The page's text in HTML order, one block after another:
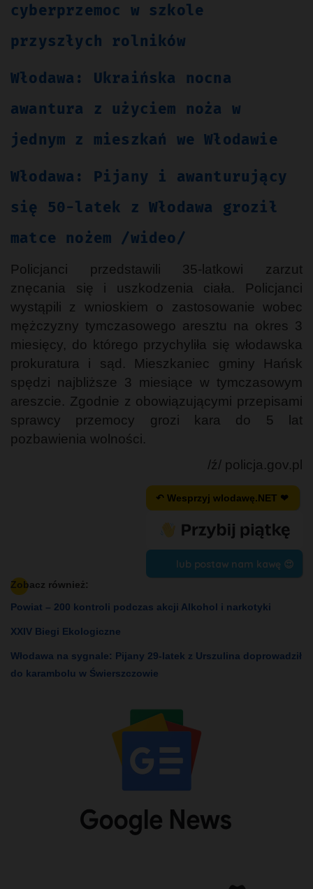
cyberprzemoc w szkole
przyszłych rolników
Włodawa: Ukraińska nocna
awantura z użyciem noża w
jednym z mieszkań we Włodawie
Włodawa: Pijany i awanturujący
się 50-latek z Włodawa groził
matce nożem /wideo/
Policjanci przedstawili 35-latkowi zarzut
znęcania się i uszkodzenia ciała. Policjanci
wystąpili z wnioskiem o zastosowanie wobec
mężczyzny tymczasowego aresztu na okres 3
miesięcy, do którego przychyliła się włodawska
prokuratura i sąd. Mieszkaniec gminy Hańsk
spędzi najbliższe 3 miesiące w tymczasowym
areszcie. Zgodnie z obowiązującymi przepisami
sprawcy przemocy grozi kara do 5 lat
pozbawienia wolności.
/ź/ policja.gov.pl
↶ Wesprzyj wlodawę.NET ❤
lub postaw nam kawę 😍
Zobacz również:
Powiat – 200 kontroli podczas akcji Alkohol i narkotyki
XXIV Biegi Ekologiczne
Włodawa na sygnale: Pijany 29-latek z Urszulina doprowadził
do karambolu w Świerszczowie